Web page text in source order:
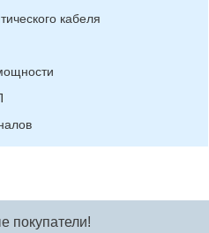
кабеля
покупатели!